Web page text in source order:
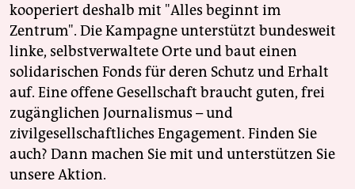
kooperiert deshalb mit "Alles beginnt im
Zentrum". Die Kampagne unterstützt bundesweit
linke, selbstverwaltete Orte und baut einen
solidarischen Fonds für deren Schutz und Erhalt
auf. Eine offene Gesellschaft braucht guten, frei
zugänglichen Journalismus – und
zivilgesellschaftliches Engagement. Finden Sie
auch? Dann machen Sie mit und unterstützen Sie
unsere Aktion.